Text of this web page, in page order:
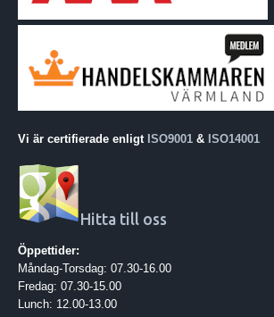
Vi är certifierade enligt ISO9001 & ISO14001
Hitta till oss
Öppettider:
Måndag-Torsdag: 07.30-16.00
Fredag: 07.30-15.00
Lunch: 12.00-13.00